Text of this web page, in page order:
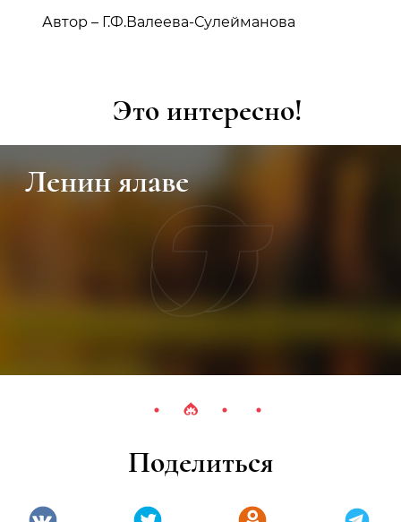
Автор – Г.Ф.Валеева-Сулейманова
Это интересно!
Ленин ялаве
Поделиться